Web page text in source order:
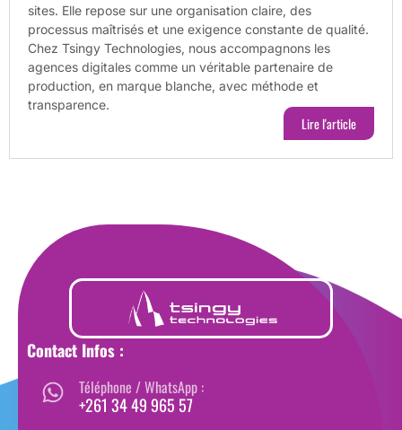
sites. Elle repose sur une organisation claire, des
processus maîtrisés et une exigence constante de qualité.
Chez Tsingy Technologies, nous accompagnons les
agences digitales comme un véritable partenaire de
production, en marque blanche, avec méthode et
transparence.
Lire l'article
Contact Infos :
Téléphone / WhatsApp :
+261 34 49 965 57